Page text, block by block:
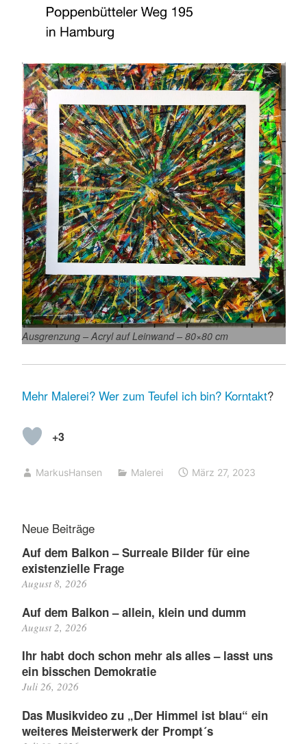
Ausgrenzung – Acryl auf Leinwand – 80×80 cm
Mehr Malerei? Wer zum Teufel ich bin? Korntakt?
+3
MarkusHansen Malerei März 27, 2023
Neue Beiträge
Auf dem Balkon – Surreale Bilder für eine
existenzielle Frage
August 8, 2026
Auf dem Balkon – allein, klein und dumm
August 2, 2026
Ihr habt doch schon mehr als alles – lasst uns
ein bisschen Demokratie
Juli 26, 2026
Das Musikvideo zu „Der Himmel ist blau“ ein
weiteres Meisterwerk der Prompt´s